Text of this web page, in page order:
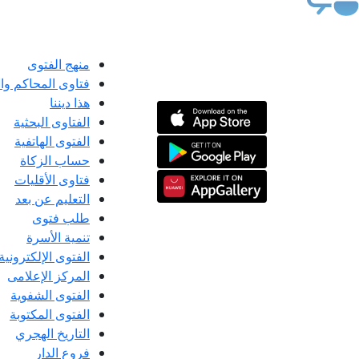
منهج الفتوى
فتاوى المحاكم
هذا ديننا
الفتاوى البحثية
الفتوى الهاتفية
حساب الزكاة
فتاوى الأقليات
التعليم عن بعد
طلب فتوى
تنمية الأسرة
الفتوى الإلكترونية
المركز الإعلامى
الفتوى الشفوية
الفتوى المكتوبة
التاريخ الهجري
فروع الدار